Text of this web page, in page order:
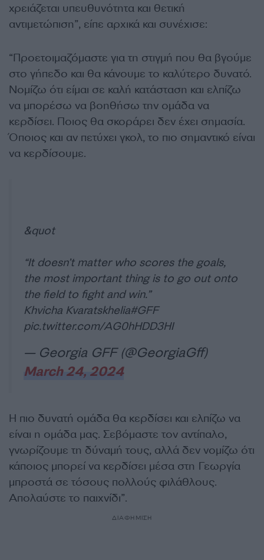
χρειάζεται υπευθυνότητα και θετική
αντιμετώπιση”, είπε αρχικά και συνέχισε:
“Προετοιμαζόμαστε για τη στιγμή που θα βγούμε
στο γήπεδο και θα κάνουμε το καλύτερο δυνατό.
Νομίζω ότι είμαι σε καλή κατάσταση και ελπίζω
να μπορέσω να βοηθήσω την ομάδα να
κερδίσει. Ποιος θα σκοράρει δεν έχει σημασία.
Όποιος και αν πετύχει γκολ, το πιο σημαντικό είναι
να κερδίσουμε.
&quot
“It doesn’t matter who scores the goals,
the most important thing is to go out onto
the field to fight and win.”
Khvicha Kvaratskhelia#GFF
pic.twitter.com/AG0hHDD3HI
— Georgia GFF (@GeorgiaGff)
March 24, 2024
Η πιο δυνατή ομάδα θα κερδίσει και ελπίζω να
είναι η ομάδα μας. Σεβόμαστε τον αντίπαλο,
γνωρίζουμε τη δύναμή τους, αλλά δεν νομίζω ότι
κάποιος μπορεί να κερδίσει μέσα στη Γεωργία
μπροστά σε τόσους πολλούς φιλάθλους.
Απολαύστε το παιχνίδι”.
ΔΙΑΦΗΜΙΣΗ